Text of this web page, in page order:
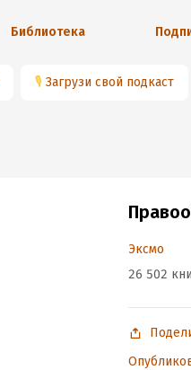
Библиотека
🎙 Загрузи свой подкаст
Эксмо
26 502